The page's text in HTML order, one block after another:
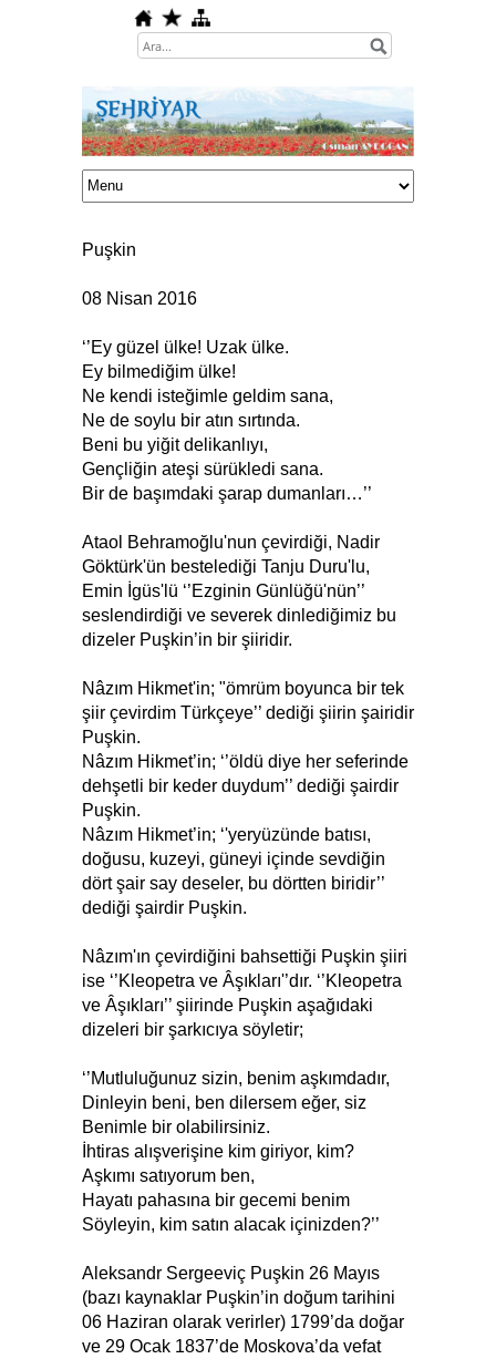
Puşkin
08 Nisan 2016
‘’Ey güzel ülke! Uzak ülke.
Ey bilmediğim ülke!
Ne kendi isteğimle geldim sana,
Ne de soylu bir atın sırtında.
Beni bu yiğit delikanlıyı,
Gençliğin ateşi sürükledi sana.
Bir de başımdaki şarap dumanları…’’
Ataol Behramoğlu'nun çevirdiği, Nadir
Göktürk'ün bestelediği Tanju Duru'lu,
Emin İgüs'lü ‘’Ezginin Günlüğü'nün’’
seslendirdiği ve severek dinlediğimiz bu
dizeler Puşkin’in bir şiiridir.
Nâzım Hikmet'in; "ömrüm boyunca bir tek
şiir çevirdim Türkçeye’’ dediği şiirin şairidir
Puşkin.
Nâzım Hikmet’in; ‘’öldü diye her seferinde
dehşetli bir keder duydum’’ dediği şairdir
Puşkin.
Nâzım Hikmet’in; ‘'yeryüzünde batısı,
doğusu, kuzeyi, güneyi içinde sevdiğin
dört şair say deseler, bu dörtten biridir’’
dediği şairdir Puşkin.
Nâzım'ın çevirdiğini bahsettiği Puşkin şiiri
ise ‘’Kleopetra ve Âşıkları'’dır. ‘’Kleopetra
ve Âşıkları’’ şiirinde Puşkin aşağıdaki
dizeleri bir şarkıcıya söyletir;
‘’Mutluluğunuz sizin, benim aşkımdadır,
Dinleyin beni, ben dilersem eğer, siz
Benimle bir olabilirsiniz.
İhtiras alışverişine kim giriyor, kim?
Aşkımı satıyorum ben,
Hayatı pahasına bir gecemi benim
Söyleyin, kim satın alacak içinizden?’’
Aleksandr Sergeeviç Puşkin 26 Mayıs
(bazı kaynaklar Puşkin’in doğum tarihini
06 Haziran olarak verirler) 1799’da doğar
ve 29 Ocak 1837’de Moskova’da vefat